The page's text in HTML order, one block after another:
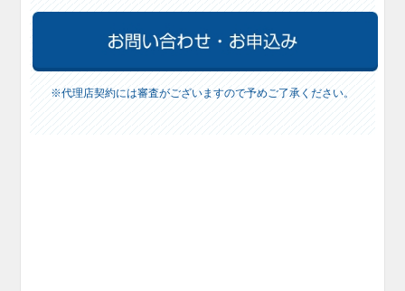
※代理店契約には審査がございますので予めご了承ください。